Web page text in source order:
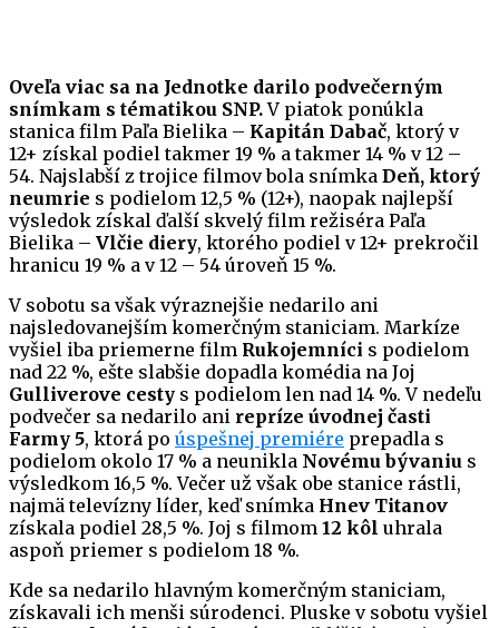
Oveľa viac sa na Jednotke darilo podvečerným
snímkam s tématikou SNP.V piatok ponúkla
stanica film Paľa Bielika – Kapitán Dabač, ktorý v
12+ získal podiel takmer 19 % a takmer 14 % v 12 –
54. Najslabší z trojice filmov bola snímka Deň, ktorý
neumrie s podielom 12,5 % (12+), naopak najlepší
výsledok získal ďalší skvelý film režiséra Paľa
Bielika – Vlčie diery, ktorého podiel v 12+ prekročil
hranicu 19 % a v 12 – 54 úroveň 15 %.
V sobotu sa však výraznejšie nedarilo ani
najsledovanejším komerčným staniciam. Markíze
vyšiel iba priemerne film Rukojemníci s podielom
nad 22 %, ešte slabšie dopadla komédia na Joj
Gulliverove cesty s podielom len nad 14 %. V nedeľu
podvečer sa nedarilo ani repríze úvodnej časti
Farmy 5, ktorá po úspešnej premiére prepadla s
podielom okolo 17 % a neunikla Novému bývaniu s
výsledkom 16,5 %. Večer už však obe stanice rástli,
najmä televízny líder, keď snímka Hnev Titanov
získala podiel 28,5 %. Joj s filmom 12 kôl uhrala
aspoň priemer s podielom 18 %.
Kde sa nedarilo hlavným komerčným staniciam,
získavali ich menši súrodenci. Pluske v sobotu vyšiel